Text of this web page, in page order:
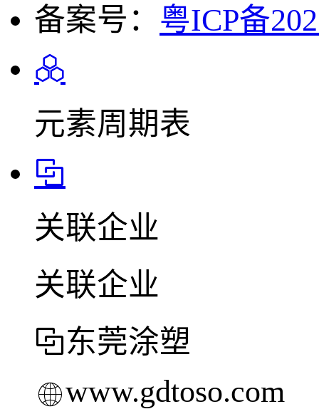
备案号： 粤ICP备
元素周期表
关联企业
关联企业
东莞涂塑
www.gdtoso.com